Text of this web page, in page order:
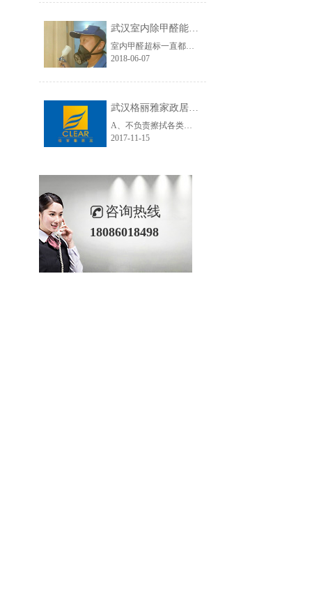
武汉室内除甲醛能够彻底清除吗？室内除甲醛有用吗?
室内甲醛超标一直都是很多市民都担心的事情，因为甲醛的危害太大，如果对室内甲醛浓度超标稍不注意就可能产生咳嗽、皮肤发炎、心律不齐甚至是白血病等疾病。而面对市面上越来越多的室内除甲醛方法和设备
2018-06-07
武汉格丽雅家政居家日常保洁和开荒保洁不包含的范围如下
A、不负责擦拭各类灯具(因灯具易损易破，公司有专门的师傅负责清洗)B、不负责各类古董、字画的清洁和搬运工作C、不负责各类电视和电脑等电子产品的屏幕清洁工作D、不负责各类供奉物品的擦拭(如佛像等)E、不负责室外建筑墙体清洁(一楼除外)，如客户强制要求，出现任何问题由客户完全负责F、不负责客户私自与员工发生雇......
2017-11-15
咨询热线
18086018498